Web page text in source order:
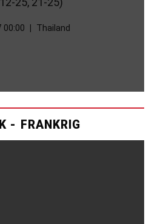
00:00 Thailand
- FRANKRIG